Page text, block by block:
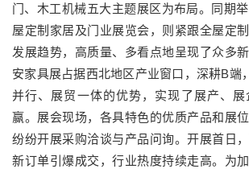
门、木工机械五大主题展区为布局。同期
屋定制家居及门业展览会，则紧跟全屋定
发展趋势，高质量、多看点地呈现了众多
安家具展占据西北地区产业窗口，深耕B端
并行、展贸一体的优势，实现了展产、
赢。展会现场，各具特色的优质产品和展
纷纷开展采购洽谈与产品问询。开展首日，
新订单引爆成交，行业热度持续走高。为加